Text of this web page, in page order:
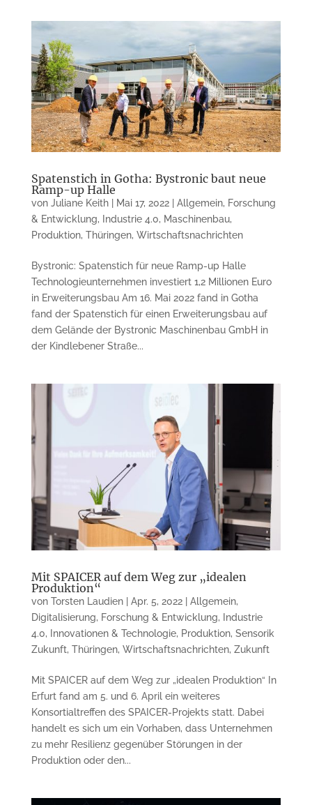
Spatenstich in Gotha: Bystronic baut neue
Ramp-up Halle
von Juliane Keith| Mai 17, 2022| Allgemein, Forschung
& Entwicklung, Industrie 4.0, Maschinenbau,
Produktion, Thüringen, Wirtschaftsnachrichten
Bystronic: Spatenstich für neue Ramp-up Halle
Technologieunternehmen investiert 1,2 Millionen Euro
in Erweiterungsbau Am 16. Mai 2022 fand in Gotha
fand der Spatenstich für einen Erweiterungsbau auf
dem Gelände der Bystronic Maschinenbau GmbH in
der Kindlebener Straße...
Mit SPAICER auf dem Weg zur „idealen
Produktion“
von Torsten Laudien| Apr. 5, 2022| Allgemein,
Digitalisierung, Forschung & Entwicklung,
Industrie
4.0, Innovationen & Technologie, Produktion, Sensorik
Zukunft, Thüringen, Wirtschaftsnachrichten, Zukunft
Mit SPAICER auf dem Weg zur „idealen Produktion“ In
Erfurt fand am 5. und 6. April ein weiteres
Konsortialtreffen des SPAICER-Projekts statt. Dabei
handelt es sich um ein Vorhaben, dass Unternehmen
zu mehr Resilienz gegenüber Störungen in der
Produktion oder den...